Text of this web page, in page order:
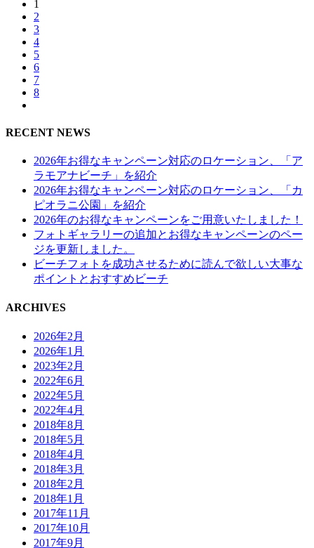
1
2
3
4
5
6
7
8
RECENT NEWS
2026年お得なキャンペーン対応のロケーション、「ア
ラモアナビーチ」を紹介
2026年お得なキャンペーン対応のロケーション、「カ
ピオラニ公園」を紹介
2026年のお得なキャンペーンをご用意いたしました！
フォトギャラリーの追加とお得なキャンペーンのペー
ジを更新しました。
ビーチフォトを成功させるために読んで欲しい大事な
ポイントとおすすめビーチ
ARCHIVES
2026年2月
2026年1月
2023年2月
2022年6月
2022年5月
2022年4月
2018年8月
2018年5月
2018年4月
2018年3月
2018年2月
2018年1月
2017年11月
2017年10月
2017年9月